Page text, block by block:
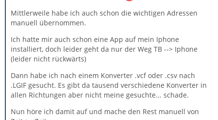
Mittlerweile habe ich auch schon die wichtigen Adressen
manuell übernommen.
Ich hatte mir auch schon eine App auf mein Iphone
installiert, doch leider geht da nur der Weg TB --> Iphone
(leider nicht rückwärts)
Dann habe ich nach einem Konverter .vcf oder .csv nach
.LGIF gesucht. Es gibt da tausend verschiedene Konverter in
allen Richtungen aber nicht meine gesuchte... schade.
Nun höre ich damit auf und mache den Rest manuell von